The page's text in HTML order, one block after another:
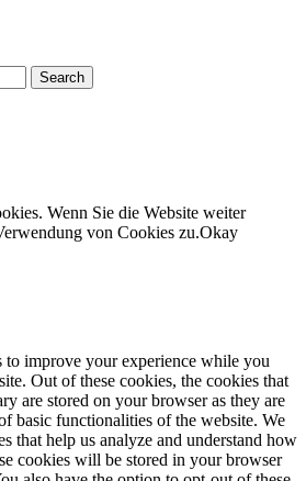
Wenn Sie die Website weiter
von Cookies zu.Okay
to improve your experience while you
Out of these cookies, the cookies that
are stored on your browser as they are
basic functionalities of the website. We
that help us analyze and understand how
cookies will be stored in your browser